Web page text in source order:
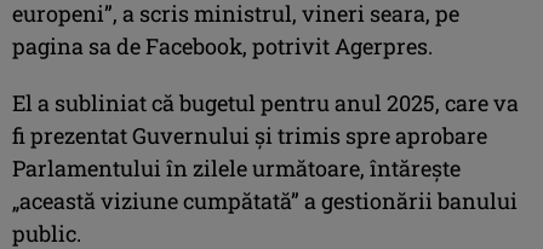
europeni”, a scris ministrul, vineri seara, pe
pagina sa de Facebook, potrivit Agerpres.
El a subliniat că bugetul pentru anul 2025, care va
fi prezentat Guvernului şi trimis spre aprobare
Parlamentului în zilele următoare, întăreşte
„această viziune cumpătată” a gestionării banului
public.